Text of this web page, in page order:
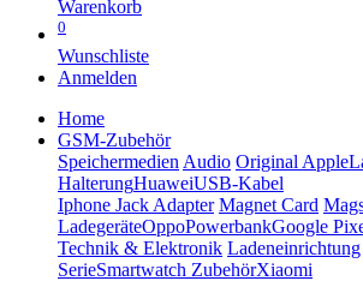
Warenkorb
0
Wunschliste
Anmelden
Home
GSM-Zubehör
Speichermedien Audio Original Apple
HalterungHuaweiUSB-Kabel
Iphone Jack Adapter Magnet Card
LadegeräteOppoPowerbankGoogle
Technik & Elektronik Ladeneinrichtung
SerieSmartwatch ZubehörXiaomi